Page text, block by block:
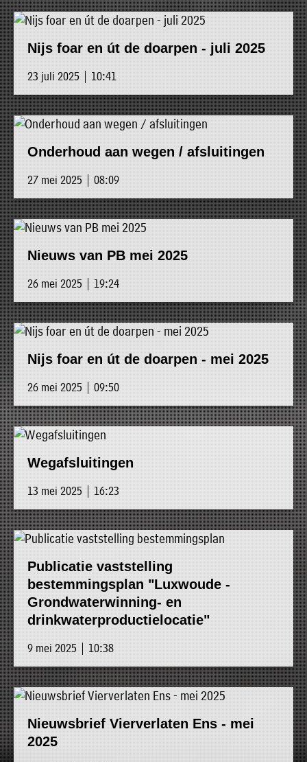
Nijs foar en út de doarpen - juli 2025
23 juli 2025 | 10:41
Onderhoud aan wegen / afsluitingen
27 mei 2025 | 08:09
Nieuws van PB mei 2025
26 mei 2025 | 19:24
Nijs foar en út de doarpen - mei 2025
26 mei 2025 | 09:50
Wegafsluitingen
13 mei 2025 | 16:23
Publicatie vaststelling
bestemmingsplan "Luxwoude -
Grondwaterwinning- en
drinkwaterproductielocatie"
9 mei 2025 | 10:38
Nieuwsbrief Vierverlaten Ens - mei
2025